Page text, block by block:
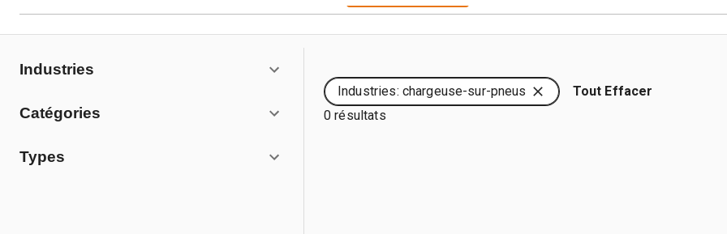
Industries
Catégories
Types
Industries: chargeuse-sur-pneus
Tout Effacer
0 résultats